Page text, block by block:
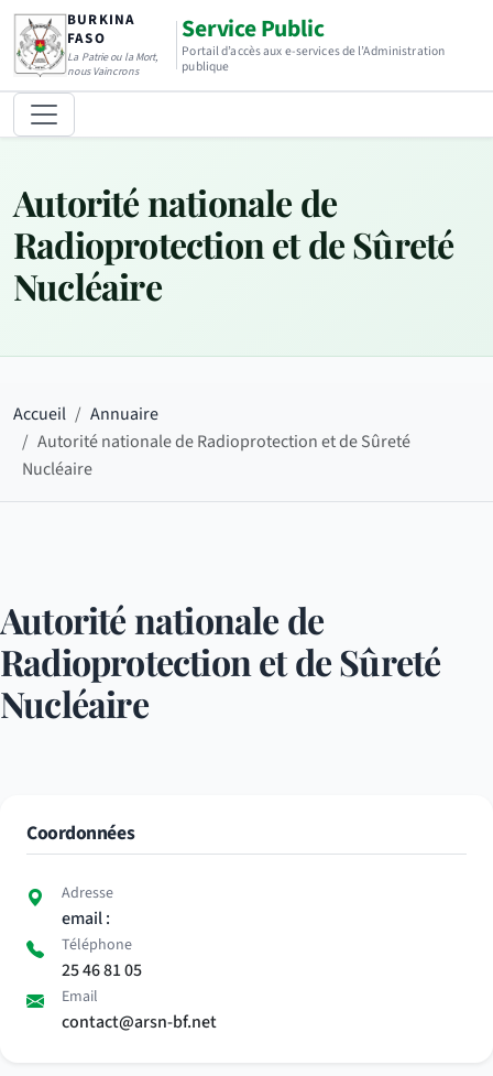
BURKINA
FASO
La Patrie ou la Mort,
nous Vaincrons
Service Public
Portail d’accès aux e-services de l’Administration
publique
Autorité nationale de
Radioprotection et de Sûreté
Nucléaire
Accueil
Annuaire
Autorité nationale de Radioprotection et de Sûreté
Nucléaire
Autorité nationale de
Radioprotection et de Sûreté
Nucléaire
Coordonnées
Adresse
email :
Téléphone
25 46 81 05
Email
contact@arsn-bf.net